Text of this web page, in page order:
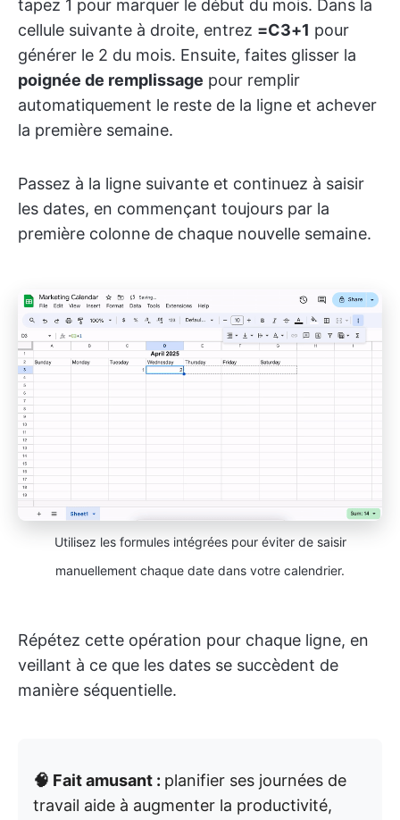
tapez 1 pour marquer le début du mois. Dans la
cellule suivante à droite, entrez =C3+1 pour
générer le 2 du mois. Ensuite, faites glisser la
poignée de remplissage pour remplir
automatiquement le reste de la ligne et achever
la première semaine.
Passez à la ligne suivante et continuez à saisir
les dates, en commençant toujours par la
première colonne de chaque nouvelle semaine.
Utilisez les formules intégrées pour éviter de saisir
manuellement chaque date dans votre calendrier.
Répétez cette opération pour chaque ligne, en
veillant à ce que les dates se succèdent de
manière séquentielle.
🧠 Fait amusant : planifier ses journées de
travail aide à augmenter la productivité,